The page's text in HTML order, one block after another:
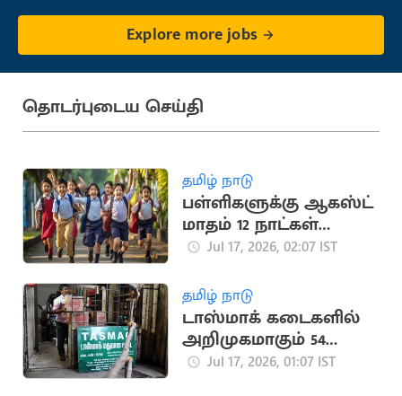
Explore more jobs
தொடர்புடைய செய்தி
தமிழ் நாடு
பள்ளிகளுக்கு ஆகஸ்ட்
மாதம் 12 நாட்கள்
விடுமுறை
Jul 17, 2026, 02:07 IST
தமிழ் நாடு
டாஸ்மாக் கடைகளில்
அறிமுகமாகும் 54
புதிய பிராண்ட் மது
Jul 17, 2026, 01:07 IST